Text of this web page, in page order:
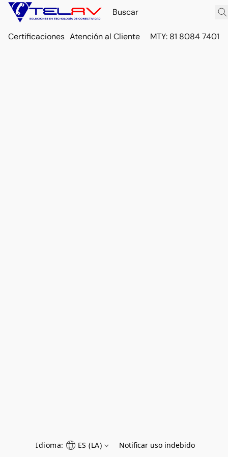
Certificaciones Atención al Cliente MTY: 81 8084 7401
Idioma: ES (LA) Notificar uso indebido